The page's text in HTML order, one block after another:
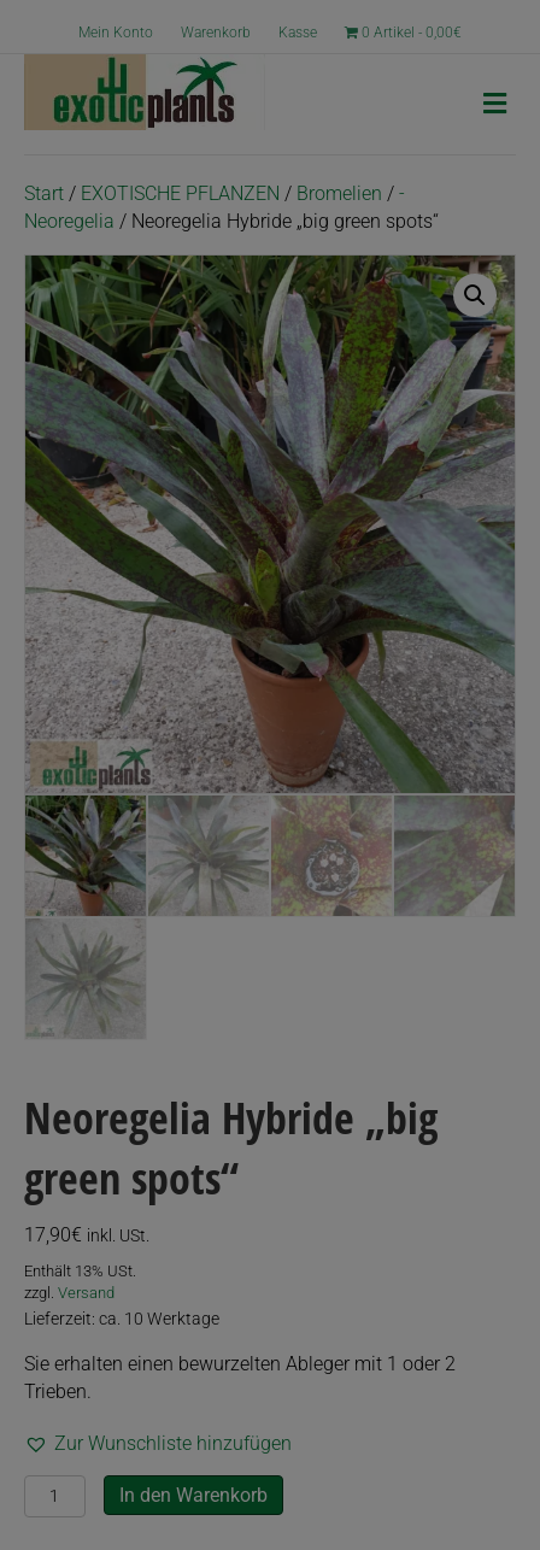
Mein Konto Warenkorb Kasse 0 Artikel 0,00€
N
a
i
o
n
Start / EXOTISCHE PFLANZEN / Bromelien / -
Neoregelia / Neoregelia Hybride „big green spots“
Neoregelia Hybride „big
green spots“
17,90€ inkl. USt.
Enthält 13% USt.
zzgl. Versand
Lieferzeit: ca. 10 Werktage
Sie erhalten einen bewurzelten Ableger mit 1 oder 2
Trieben.
Zur Wunschliste hinzufügen
Neoregelia
Hybride
In den Warenkorb